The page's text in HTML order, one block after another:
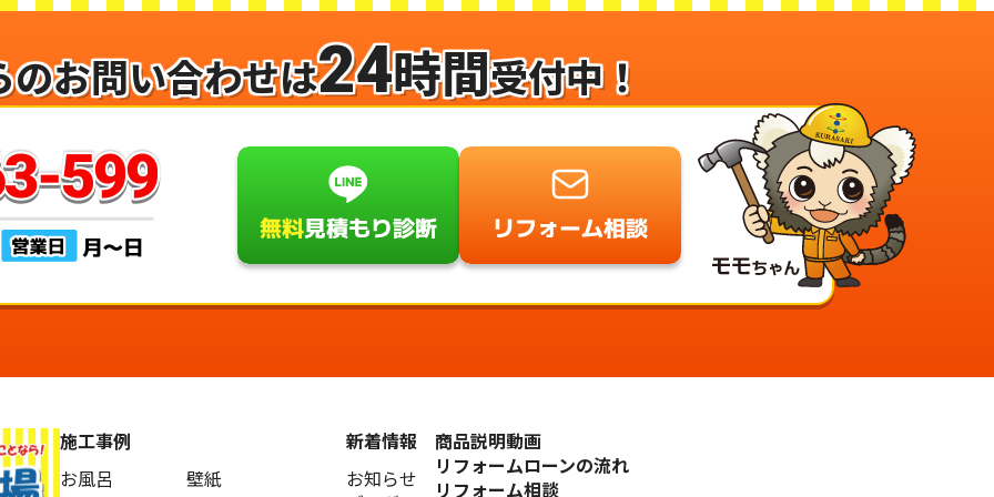
のお問い合わせは24時間受付中！
施工事例
お風呂
壁紙
新着情報
お知らせ
商品説明動画
リフォームローンの流れ
リフォーム相談